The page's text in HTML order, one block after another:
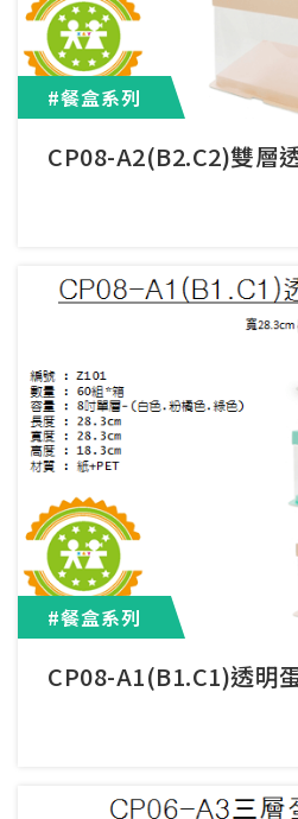
#餐盒系列
CP08-A2(B2.C2)雙層
#餐盒系列
CP08-A1(B1.C1)透明